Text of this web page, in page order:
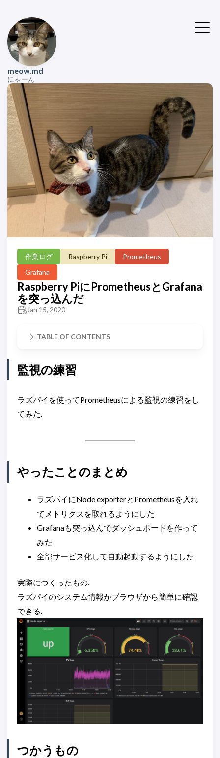
meow.md
にゃーん
作業ログ Raspberry Pi
Prometheus
Grafana
Raspberry PiにPrometheusとGrafana
を突っ込んだ
Jan 15, 2020
TABLE OF CONTENTS
監視の練習
ラズパイを使ってPrometheusによる監視の練習をし
てみた.
やったことのまとめ
ラズパイにNode exporterとPrometheusを入れ
てメトリクスを取れるようにした
Grafanaも突っ込んでダッシュボードを作って
みた
全部サービス化して自動起動するようにした
実際につくったもの.
ラズパイのシステム情報がブラウザから簡単に確認
できる.
つかうもの